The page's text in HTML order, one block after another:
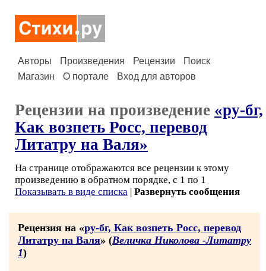
Авторы Произведения Рецензии
Поиск
Магазин
О портале Вход для авторов
Рецензии на произведение «ру-бг,
Как возпеть Росс, перевод
Литатру на Валя»
На странице отображаются все рецензии к этому
произведению в обратном порядке, с 1 по 1
Показывать в виде списка | Развернуть сообщения
Рецензия на «ру-бг, Как возпеть Росс, перевод
Литатру на Валя» (Величка Николова -Литатру
1)